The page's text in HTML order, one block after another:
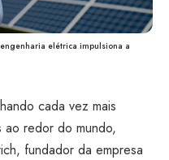
elétrica impulsiona a
cada vez mais
ao redor do mundo,
fundador da empresa